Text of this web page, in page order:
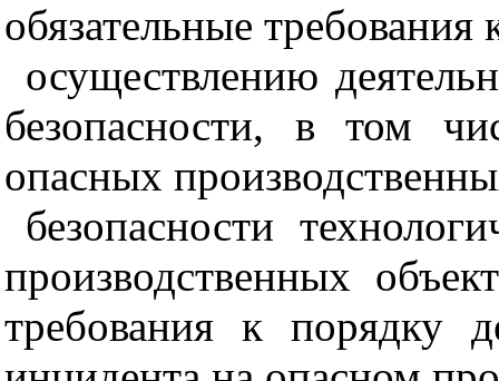
обязательные требования
осуществлению
безопасности, в том
опасных
безопасности
производственных
требования к порядку